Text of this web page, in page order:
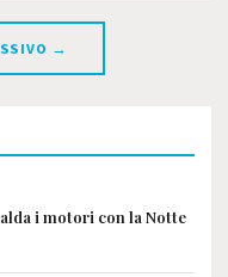
→
i motori con la Notte